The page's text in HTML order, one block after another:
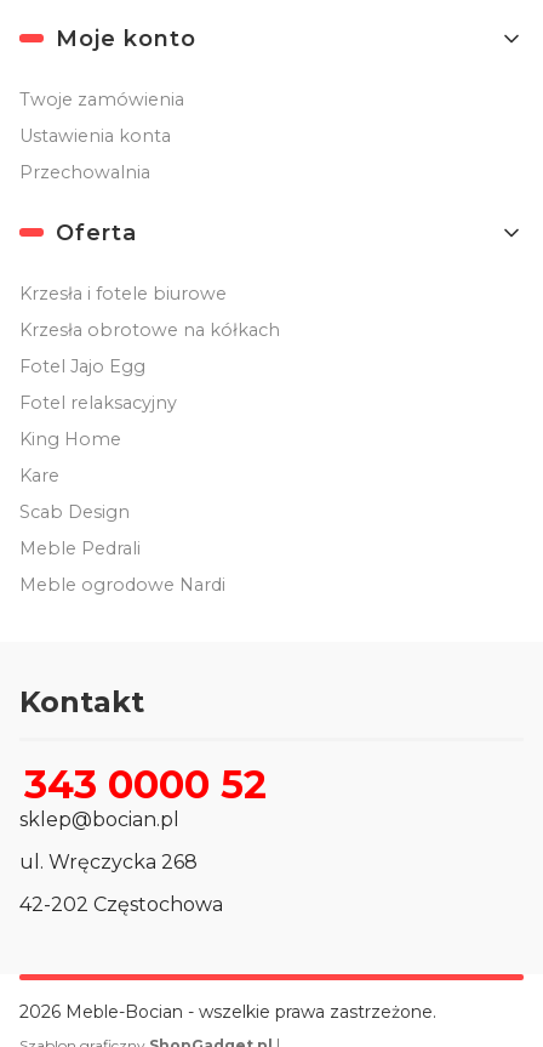
Moje konto
Twoje zamówienia
Ustawienia konta
Przechowalnia
Oferta
Krzesła i fotele biurowe
Krzesła obrotowe na kółkach
Fotel Jajo Egg
Fotel relaksacyjny
King Home
Kare
Scab Design
Meble Pedrali
Meble ogrodowe Nardi
Kontakt
343 0000 52
sklep@bocian.pl
ul. Wręczycka 268
42-202 Częstochowa
2026 Meble-Bocian - wszelkie prawa zastrzeżone.